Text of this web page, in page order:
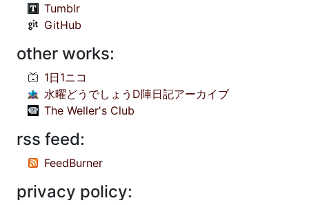
Tumblr
GitHub
other works:
1日1ニコ
水曜どうでしょうD陣日記アーカイブ
The Weller's Club
rss feed:
FeedBurner
privacy policy: